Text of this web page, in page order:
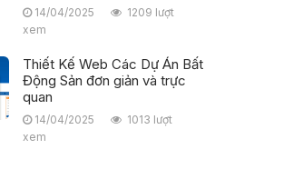
14/04/2025
1209 lượt
xem
Thiết Kế Web Các Dự Án Bất
Động Sản đơn giản và trực
quan
14/04/2025
1013 lượt
xem